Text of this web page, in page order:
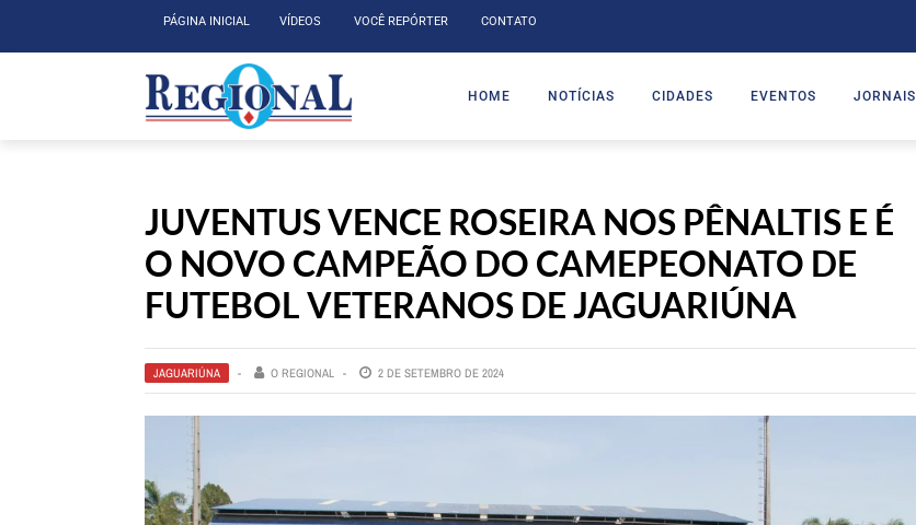
PÁGINA INICIAL VÍDEOS VOCÊ REPÓRTER CONTATO
HOME NOTÍCIAS CIDADES EVENTOS JORNAIS
JUVENTUS VENCE ROSEIRA NOS PÊNALTIS E É
O NOVO CAMPEÃO DO CAMEPEONATO DE
FUTEBOL VETERANOS DE JAGUARIÚNA
JAGUARIÚNA O REGIONAL 2 DE SETEMBRO DE 2024